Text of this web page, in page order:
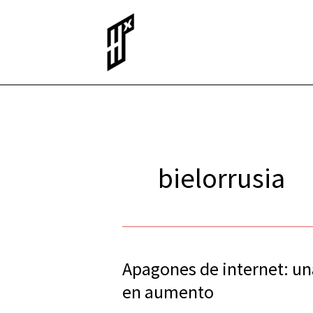
bielorrusia
Apagones de internet:
en aumento
Apagones
de